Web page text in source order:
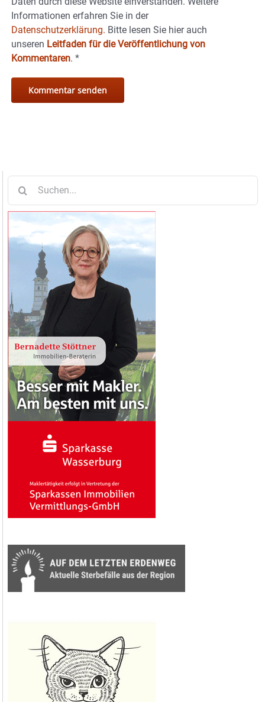
Informationen erfahren Sie in der
Datenschutzerklärung. Bitte lesen Sie hier auch
unseren Leitfaden für die Veröffentlichung von
Kommentaren. *
nach: